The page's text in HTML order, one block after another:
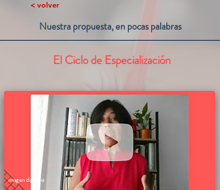
< volver
Nuestra propuesta, en pocas palabras
El Ciclo de Especialización
imagen diploma